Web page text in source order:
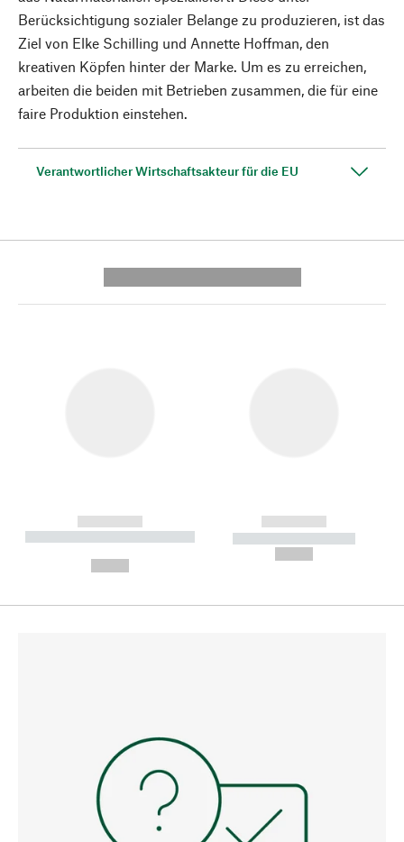
Berücksichtigung sozialer Belange zu produzieren, ist das
Ziel von Elke Schilling und Annette Hoffman, den
kreativen Köpfen hinter der Marke. Um es zu erreichen,
arbeiten die beiden mit Betrieben zusammen, die für eine
faire Produktion einstehen.
Verantwortlicher Wirtschaftsakteur für die EU
------------
----------- ----------- --------
------------
----------- -----------